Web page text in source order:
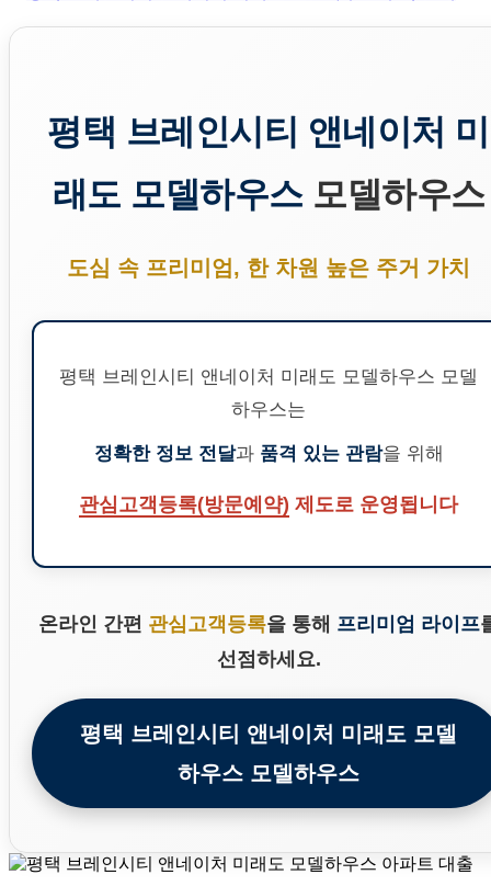
평택 브레인시티 앤네이처 미
래도 모델하우스 모델하우스
도심 속 프리미엄, 한 차원 높은 주거 가치
평택 브레인시티 앤네이처 미래도 모델하우스 모델
하우스는
정확한 정보 전달과 품격 있는 관람을 위해
관심고객등록(방문예약) 제도로 운영됩니다
온라인 간편 관심고객등록을 통해 프리미엄 라이프
선점하세요.
평택 브레인시티 앤네이처 미래도 모델
하우스 모델하우스